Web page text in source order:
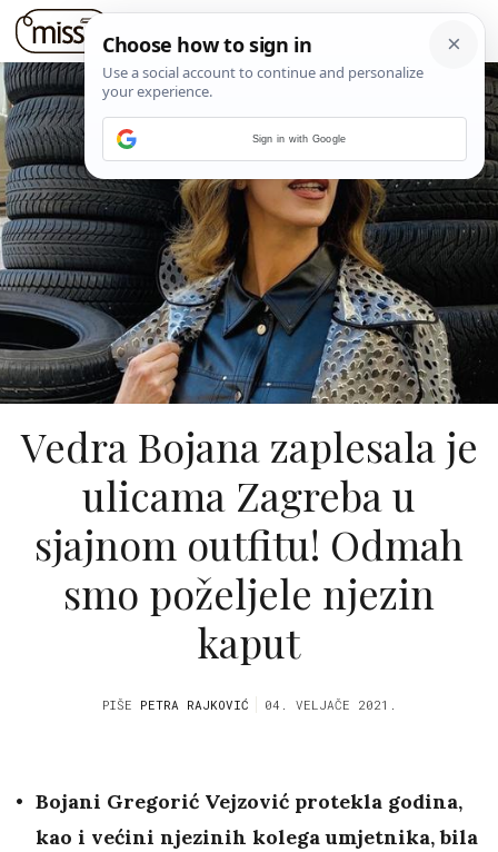
Vedra Bojana zaplesala je
ulicama Zagreba u
sjajnom outfitu! Odmah
smo poželjele njezin
kaput
PIŠE PETRA RAJKOVIĆ 04. VELJAČE 2021.
Bojani Gregorić Vejzović protekla godina,
kao i većini njezinih kolega umjetnika, bila
Sign in with Google